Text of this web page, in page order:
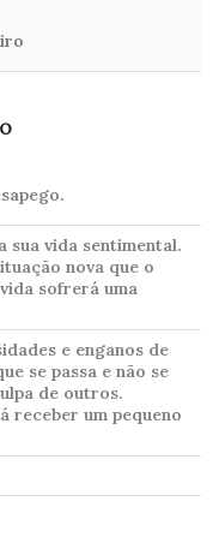
sua vida sentimental.
nova que o
sofrerá uma
e enganos de
se passa e não se
de outros.
receber um pequeno